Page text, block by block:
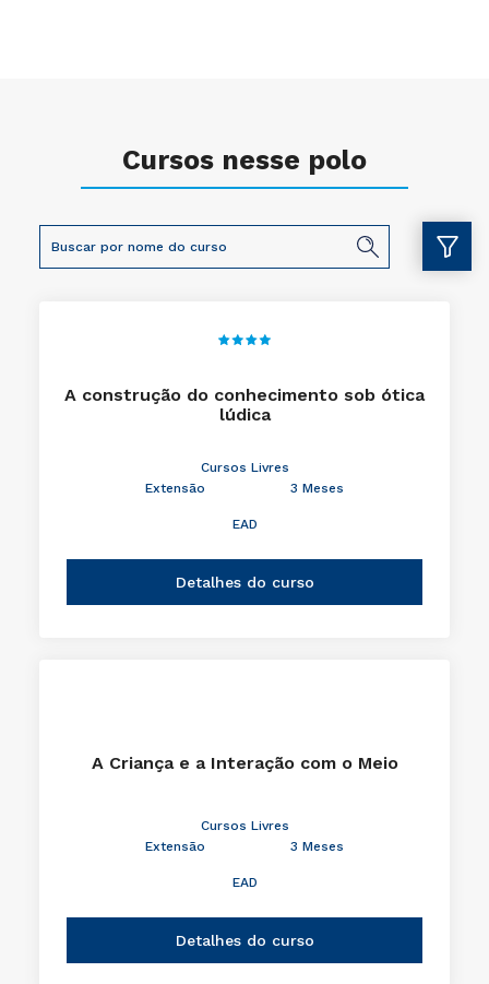
Cursos nesse polo
A construção do conhecimento sob ótica
lúdica
Cursos Livres
Extensão
3 Meses
EAD
Detalhes do curso
A Criança e a Interação com o Meio
Cursos Livres
Extensão
3 Meses
EAD
Detalhes do curso